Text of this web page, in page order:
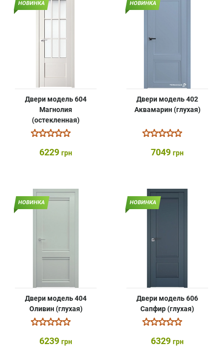
НОВИНКА
Двери модель 604
Магнолия
(остекленная)
6229 грн
НОВИНКА
Двери модель 402
Аквамарин (глухая)
7049 грн
НОВИНКА
Двери модель 404
Оливин (глухая)
6239 грн
НОВИНКА
Двери модель 606
Сапфир (глухая)
6329 грн